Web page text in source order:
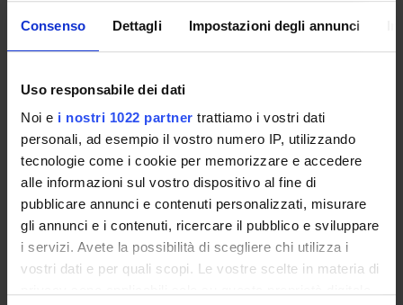
Consenso Dettagli Impostazioni degli annunci
Uso responsabile dei dati
Noi e i nostri 1022 partner trattiamo i vostri dati
personali, ad esempio il vostro numero IP, utilizzando
tecnologie come i cookie per memorizzare e accedere
alle informazioni sul vostro dispositivo al fine di
pubblicare annunci e contenuti personalizzati, misurare
gli annunci e i contenuti, ricercare il pubblico e sviluppare
i servizi. Avete la possibilità di scegliere chi utilizza i
vostri dati e per quali scopi. Le vostre scelte in materia di
Documenti
1. Piano didattico
Presentazione
Come iscriversi e Requisiti di ammissione
Piani didattici